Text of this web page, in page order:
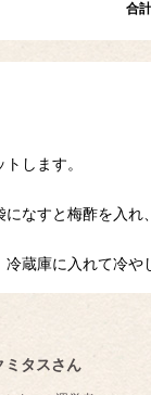
合
します。
なすと梅酢を入れ
蔵庫に入れて冷や
ミタスさん